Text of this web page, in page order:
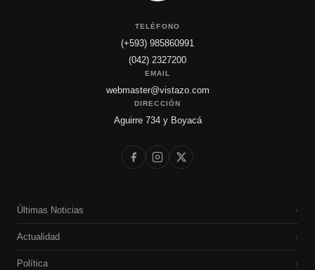
TELÉFONO
(+593) 985860991
(042) 2327200
EMAIL
webmaster@vistazo.com
DIRECCIÓN
Aguirre 734 y Boyacá
Últimas Noticias ›
Actualidad ›
Política ›